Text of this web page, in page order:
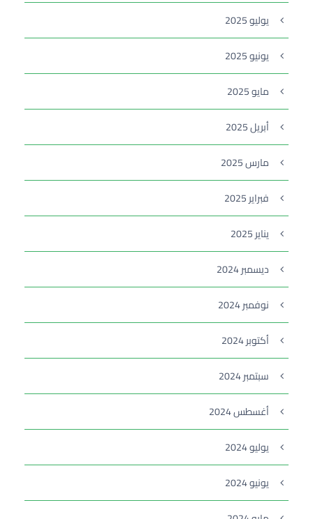
يوليو 2025
يونيو 2025
مايو 2025
أبريل 2025
مارس 2025
فبراير 2025
يناير 2025
ديسمبر 2024
نوفمبر 2024
أكتوبر 2024
سبتمبر 2024
أغسطس 2024
يوليو 2024
يونيو 2024